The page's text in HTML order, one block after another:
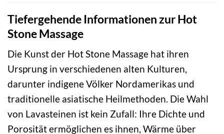
Tiefergehende Informationen zur Hot
Stone Massage
Die Kunst der Hot Stone Massage hat ihren
Ursprung in verschiedenen alten Kulturen,
darunter indigene Völker Nordamerikas und
traditionelle asiatische Heilmethoden. Die Wahl
von Lavasteinen ist kein Zufall: Ihre Dichte und
Porosität ermöglichen es ihnen, Wärme über